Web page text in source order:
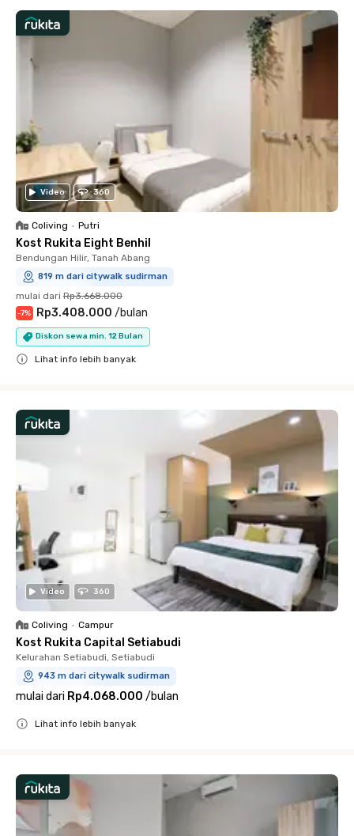
Video 360
Coliving • Putri
Kost Rukita Eight Benhil
Bendungan Hilir, Tanah Abang
819 m dari citywalk sudirman
mulai dari Rp3.668.000
-7% Rp3.408.000 /bulan
Diskon sewa min. 12 Bulan
Lihat info lebih banyak
Video 360
Coliving • Campur
Kost Rukita Capital Setiabudi
Kelurahan Setiabudi, Setiabudi
943 m dari citywalk sudirman
mulai dari Rp4.068.000 /bulan
Lihat info lebih banyak